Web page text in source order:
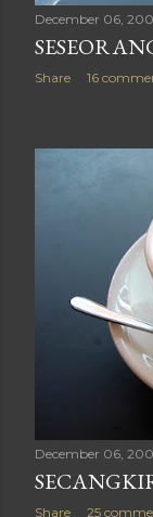
December 06,
Share 16
December 06,
Share 25